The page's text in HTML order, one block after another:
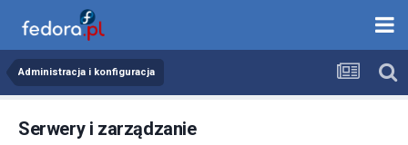
Administracja i konfiguracja
Serwery i zarządzanie